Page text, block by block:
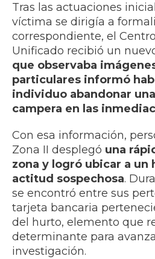
Tras las actuaciones
víctima se dirigía a
correspondiente, el
Unificado recibió un
que observaba
particulares informó
individuo abandonar
campera en las
Con esa información,
Zona II desplegó una
zona y logró ubicar a un
actitud sospechosa.
se encontró entre sus
tarjeta bancaria
del hurto, elemento que
determinante para
investigación.